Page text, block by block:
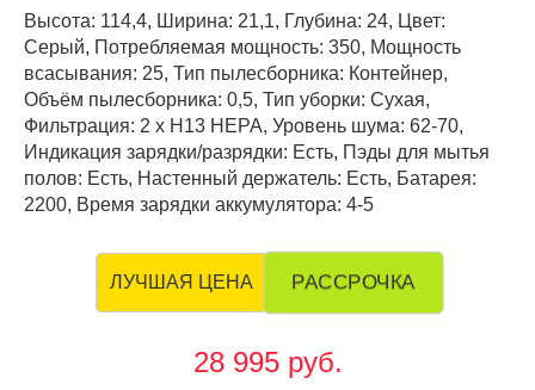
Высота: 114,4, Ширина: 21,1, Глубина: 24, Цвет:
Серый, Потребляемая мощность: 350, Мощность
всасывания: 25, Тип пылесборника: Контейнер,
Объём пылесборника: 0,5, Тип уборки: Сухая,
Фильтрация: 2 x H13 HEPA, Уровень шума: 62-70,
Индикация зарядки/разрядки: Есть, Пэды для мытья
полов: Есть, Настенный держатель: Есть, Батарея:
2200, Время зарядки аккумулятора: 4-5
ЛУЧШАЯ ЦЕНА РАССРОЧКА
28 995 руб.